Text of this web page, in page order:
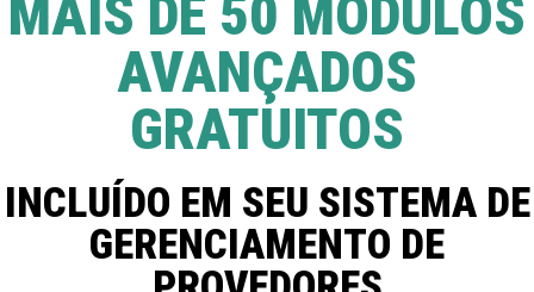
MAIS DE 50 MÓDULOS
AVANÇADOS
GRATUITOS
INCLUÍDO EM SEU SISTEMA DE
GERENCIAMENTO DE